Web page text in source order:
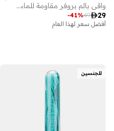
واقي بالم بروفر مقاومة للماء والبقع
29
49
-41%
أفضل سعر لهذا العام
للجنسين